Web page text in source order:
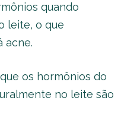
quando
leite, o que
acne.
os hormônios do
no leite são